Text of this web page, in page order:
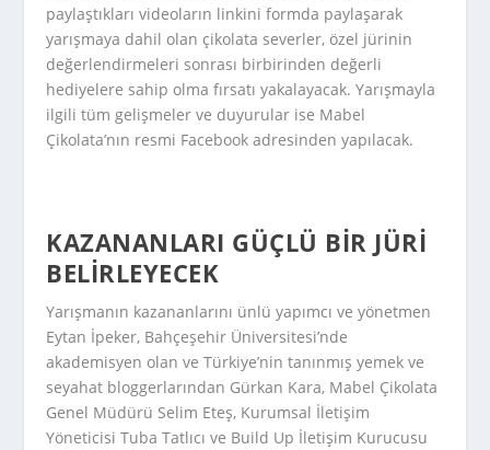
paylaştıkları videoların linkini formda paylaşarak
yarışmaya dahil olan çikolata severler, özel jürinin
değerlendirmeleri sonrası birbirinden değerli
hediyelere sahip olma fırsatı yakalayacak. Yarışmayla
ilgili tüm gelişmeler ve duyurular ise Mabel
Çikolata’nın resmi Facebook adresinden yapılacak.
KAZANANLARI GÜÇLÜ BIR JÜRI
BELIRLEYECEK
Yarışmanın kazananlarını ünlü yapımcı ve yönetmen
Eytan İpeker, Bahçeşehir Üniversitesi’nde
akademisyen olan ve Türkiye’nin tanınmış yemek ve
seyahat bloggerlarından Gürkan Kara, Mabel Çikolata
Genel Müdürü Selim Eteş, Kurumsal İletişim
Yöneticisi Tuba Tatlıcı ve Build Up İletişim Kurucusu